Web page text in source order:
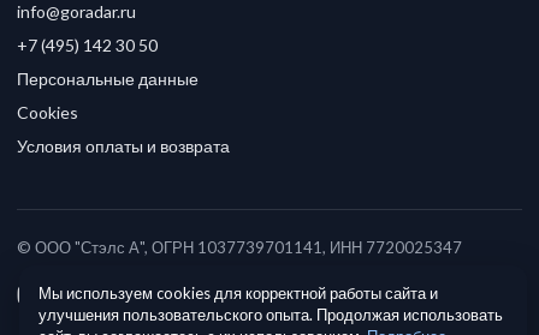
info@goradar.ru
+7 (495) 142 30 50
Персональные данные
Cookies
Условия оплаты и возврата
© ООО "Стэлс А", ОГРН 1037739701141, ИНН 7720025347
Мы используем cookies для корректной работы сайта и
улучшения пользовательского опыта. Продолжая использовать